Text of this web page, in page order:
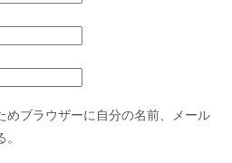
めブラウザーに自分の名前、メール